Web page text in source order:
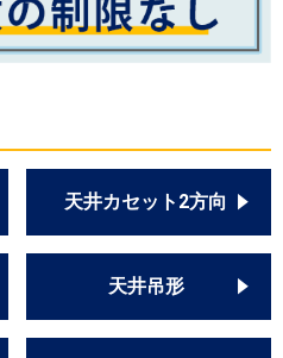
天井カセット2方向
天井吊形